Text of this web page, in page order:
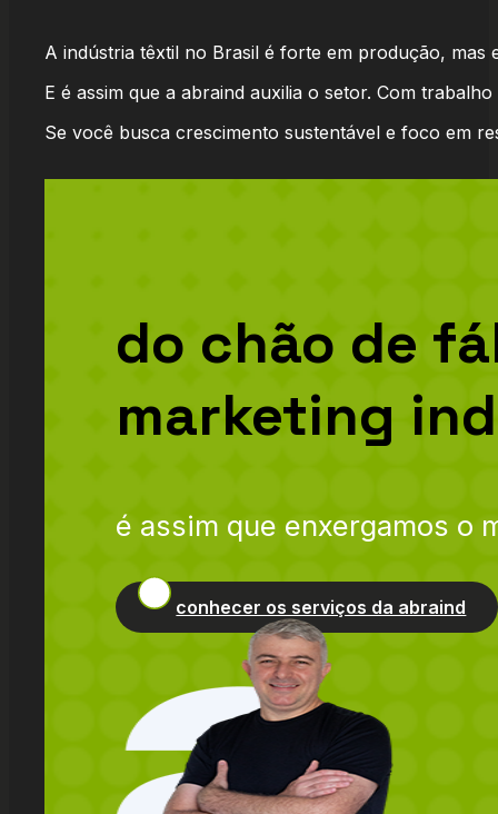
A indústria têxtil no Brasil é forte em produção,
E é assim que a abraind auxilia o setor. Com
Se você busca crescimento sustentável e foco em
do chão de
marketing
é assim que enxergamos o
conhecer os serviços da abraind